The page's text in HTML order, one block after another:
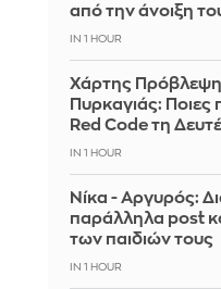
από την άνοιξη
IN 1 HOUR
Χάρτης
Πυρκαγιάς: Ποιες
Red Code τη
IN 1 HOUR
Νίκα - Αργυρός:
παράλληλα post
των παιδιών τους
IN 1 HOUR